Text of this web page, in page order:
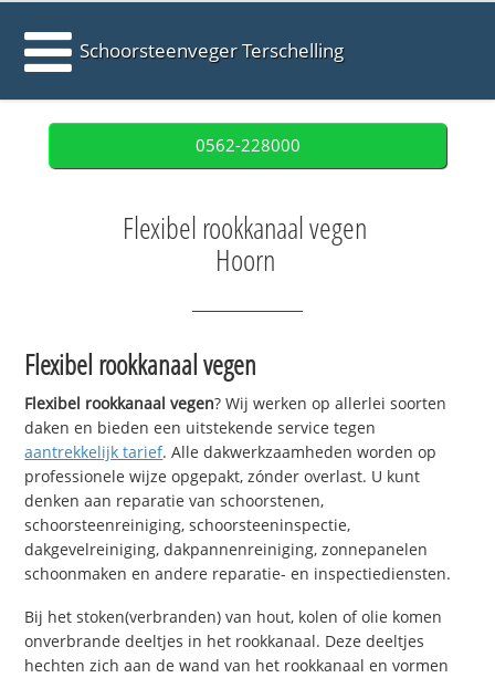
Schoorsteenveger Terschelling
0562-228000
Flexibel rookkanaal vegen
Hoorn
Flexibel rookkanaal vegen
Flexibel rookkanaal vegen? Wij werken op allerlei soorten
daken en bieden een uitstekende service tegen
aantrekkelijk tarief. Alle dakwerkzaamheden worden op
professionele wijze opgepakt, zónder overlast. U kunt
denken aan reparatie van schoorstenen,
schoorsteenreiniging, schoorsteeninspectie,
dakgevelreiniging, dakpannenreiniging, zonnepanelen
schoonmaken en andere reparatie- en inspectiediensten.
Bij het stoken(verbranden) van hout, kolen of olie komen
onverbrande deeltjes in het rookkanaal. Deze deeltjes
hechten zich aan de wand van het rookkanaal en vormen